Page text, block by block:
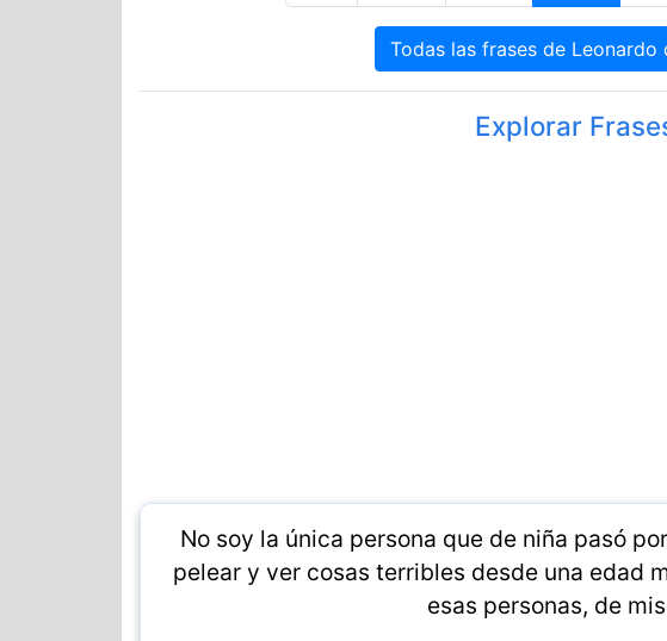
Todas las frases de
Explorar
No soy la única persona que de niña pasó
pelear y ver cosas terribles desde una edad
esas personas, de